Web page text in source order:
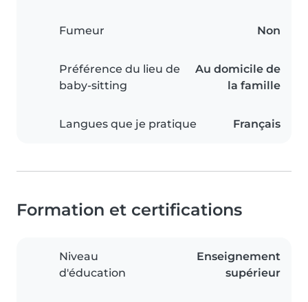
Fumeur Non
Préférence du lieu de
baby-sitting
Au domicile de
la famille
Langues que je pratique Français
Formation et certifications
Niveau
d'éducation
Enseignement
supérieur